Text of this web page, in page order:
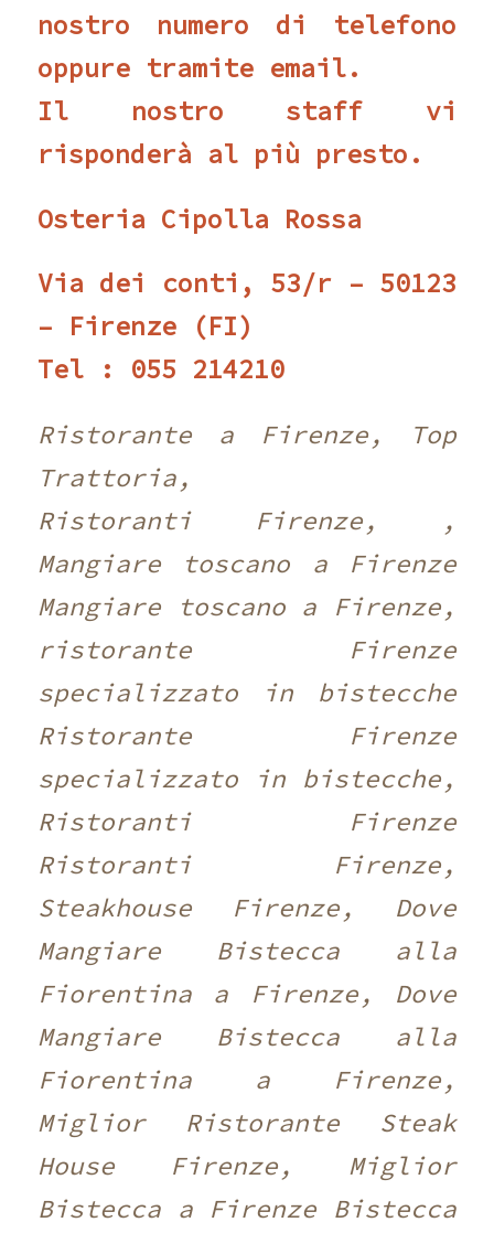
nostro numero di telefono
oppure tramite email.
Il nostro staff vi
risponderà al più presto.
Osteria Cipolla Rossa
Via dei conti, 53/r – 50123
– Firenze (FI)
Tel : 055 214210 ‎
Ristorante a Firenze, Top
Trattoria,
Ristoranti Firenze, ,
Mangiare toscano a Firenze
Mangiare toscano a Firenze,
ristorante Firenze
specializzato in bistecche
Ristorante Firenze
specializzato in bistecche,
Ristoranti Firenze
Ristoranti Firenze,
Steakhouse Firenze, Dove
Mangiare Bistecca alla
Fiorentina a Firenze, Dove
Mangiare Bistecca alla
Fiorentina a Firenze,
Miglior Ristorante Steak
House Firenze, Miglior
Bistecca a Firenze Bistecca